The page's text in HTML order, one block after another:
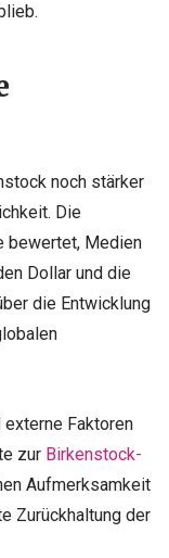
noch stärker
Die
bewertet, Medien
Dollar und die
die Entwicklung
Faktoren
zur Birkenstock-
Aufmerksamkeit
Zurückhaltung der